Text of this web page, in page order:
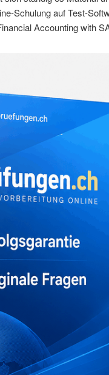
Schulung auf Test-
Accounting with